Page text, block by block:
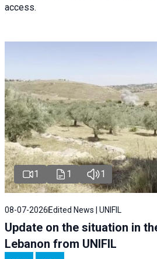
access.
1 1 1
08-07-2026 Edited News | UNIFIL
Update on the situation in
Lebanon from UNIFIL